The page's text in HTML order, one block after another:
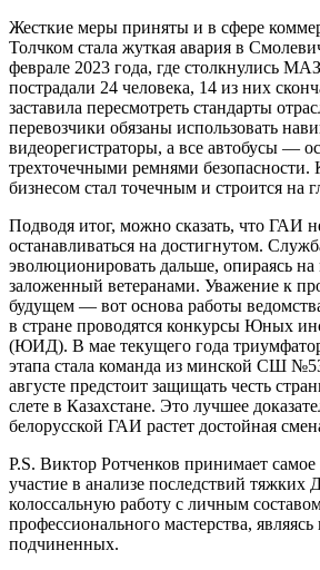
Жесткие меры приняты и в сфере
Толчком стала жуткая авария в
феврале 2023 года, где столкнулись
пострадали 24 человека, 14 из них
заставила пересмотреть стандарты
перевозчики обязаны использовать
видеорегистраторы, а все автобусы —
трехточечными ремнями безопасности.
бизнесом стал точечным и строится на
Подводя итог, можно сказать, что ГАИ
останавливаться на достигнутом.
эволюционировать дальше, опираясь
заложенный ветеранами. Уважение к
будущем — вот основа работы
в стране проводятся конкурсы Юных
(ЮИД). В мае текущего года
этапа стала команда из минской СШ
августе предстоит защищать честь
слете в Казахстане. Это лучшее
белорусской ГАИ растет достойная
P.S. Виктор Ротченков принимает самое
участие в анализе последствий
колоссальную работу с личным
профессионального мастерства,
подчиненных.